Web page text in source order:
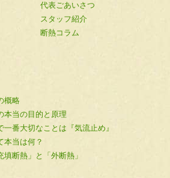
代表ごあいさつ
スタッフ紹介
断熱コラム
概略
本当の目的と原理
一番大切なことは『気流止め』
本当は何？
断熱」と「外断熱」